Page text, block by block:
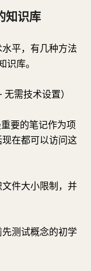
知识库
平，有几种方法
库。
需技术设置）
要的笔记作为项
在都可以访问这
件大小限制，并
测试概念的初学